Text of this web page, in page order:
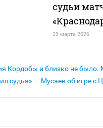
судьи
23 марта 2026
Кордобы и близко не
судья» — Мусаев об игре с